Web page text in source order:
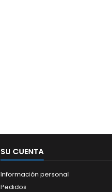
SU CUENTA
Información personal
Pedidos